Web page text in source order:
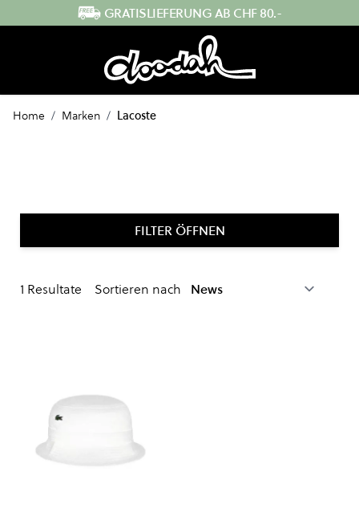
Direkt zum Inhalt GRATISLIEFERUNG AB CHF 80.-
Home / Marken / Lacoste
FILTER ÖFFNEN
1 Resultate Sortieren nach